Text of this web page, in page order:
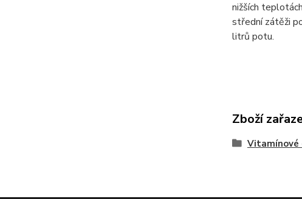
nižších
střední zátěži
litrů potu.
Zboží
Vitamínové